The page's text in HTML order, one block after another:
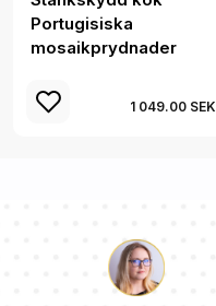
Portugisiska
mosaikprydnader
1 049.00 SEK